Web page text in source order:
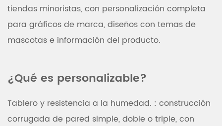
tiendas minoristas, con personalización completa
para gráficos de marca, diseños con temas de
mascotas e información del producto.
¿Qué es personalizable?
Tablero y resistencia a la humedad. : construcción
corrugada de pared simple, doble o triple, con